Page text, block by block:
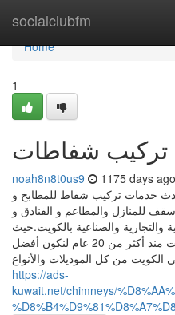
socialclubfm
Home
Home
1
تركيب شفاطات
noah8n8t0us9 1175 days ago
خدمات تركيب شفاط للمطابخ و
للمنازل والمطاعم و الفنادق و
والتجارية والصناعية بالكويت.حيث
نعمل على تركيب شفاطات بالكويت منذ أكثر من 20 عام لنكون أفضل
https://ads-
kuwait.net/chimneys/